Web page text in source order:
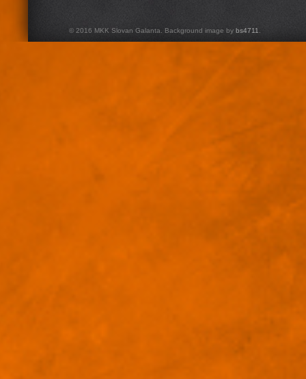
© 2016 MKK Slovan Galanta. Background image by bs4711